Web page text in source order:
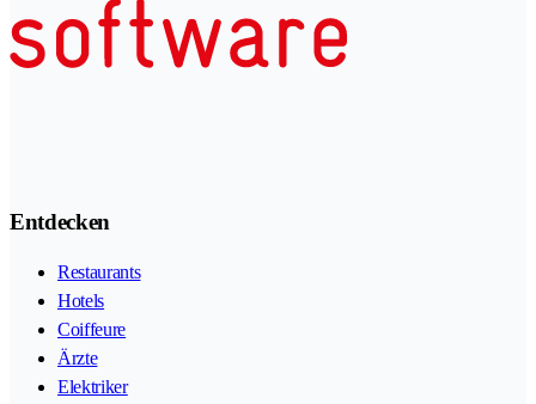
Entdecken
Restaurants
Hotels
Coiffeure
Ärzte
Elektriker